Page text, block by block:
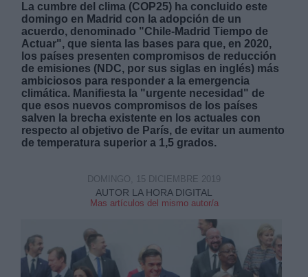
La cumbre del clima (COP25) ha concluido este
domingo en Madrid con la adopción de un
acuerdo, denominado "Chile-Madrid Tiempo de
Actuar", que sienta las bases para que, en 2020,
los países presenten compromisos de reducción
de emisiones (NDC, por sus siglas en inglés) más
ambiciosos para responder a la emergencia
climática. Manifiesta la "urgente necesidad" de
que esos nuevos compromisos de los países
salven la brecha existente en los actuales con
respecto al objetivo de París, de evitar un aumento
de temperatura superior a 1,5 grados.
AUTOR LA HORA DIGITAL
Mas artículos del mismo autor/a
DOMINGO, 15 DICIEMBRE 2019
Derechos: